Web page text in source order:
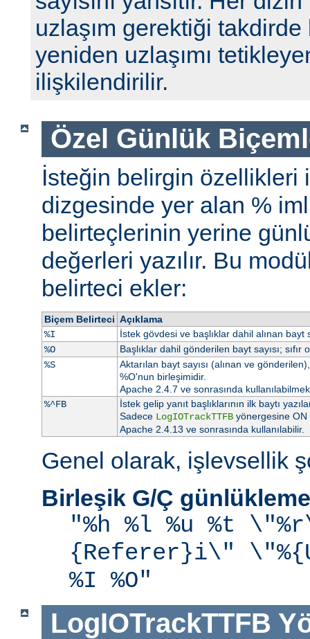
uzlaşım gerektiği takdirde
yeniden uzlaşımı
ilişkilendirilir.
Özel Günlük
İsteğin belirgin özellikleri
dizgesinde yer alan %
belirteçlerinin yerine
değerleri yazılır. Bu
belirteci ekler:
Biçem Belirteci Açıklama
%I
İstek gövdesi ve başlıklar dahil alınan bayt
%O
Başlıklar dahil gönderilen bayt sayısı; sıfır
%S
Aktarılan bayt sayısı (alınan ve
%O'nun birleşimidir.
Apache 2.4.7 ve sonrasında
%^FB
İstek gelip yanıt başlıklarının ilk baytı
Sadece LogIOTrackTTFByönergesine ON
Apache 2.4.13 ve sonrasında kullanılabilir.
Genel olarak, işlevsellik
Birleşik G/Ç
"%h %l %u %t
{Referer}i\"
%I %O"
LogIOTrackTTFB